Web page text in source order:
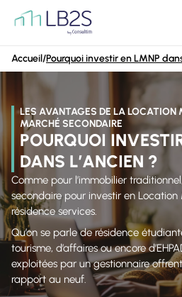
Aller au contenu
Accueil/Pourquoi investir en LMNP
LES AVANTAGES DE LA LOCATION
MARCHÉ SECONDAIRE
POURQUOI
DANS L’ANCIEN ?
Comme pour l’immobilier
secondaire pour investir en Location
résidence services.
Qu’on se parle de résidence
tourisme, d’affaires ou encore
exploitées par un gestionnaire
rapport au neuf.